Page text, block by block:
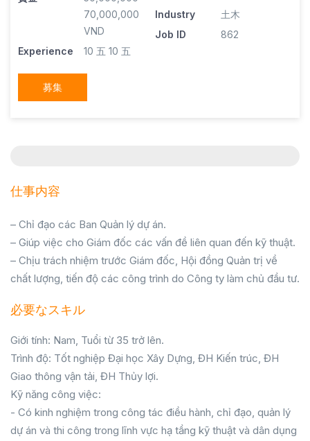
70,000,000
VND
Experience
10 五 10 五
Industry
土木
Job ID
862
募集
仕事内容
– Chỉ đạo các Ban Quản lý dự án.
– Giúp việc cho Giám đốc các vấn đề liên quan đến kỹ thuật.
– Chịu trách nhiệm trước Giám đốc, Hội đồng Quản trị về
chất lượng, tiến độ các công trình do Công ty làm chủ đầu tư.
必要なスキル
Giới tính: Nam, Tuổi từ 35 trở lên.
Trình độ: Tốt nghiệp Đại học Xây Dựng, ĐH Kiến trúc, ĐH
Giao thông vận tải, ĐH Thủy lợi.
Kỹ năng công việc:
- Có kinh nghiệm trong công tác điều hành, chỉ đạo, quản lý
dự án và thi công trong lĩnh vực hạ tầng kỹ thuật và dân dụng